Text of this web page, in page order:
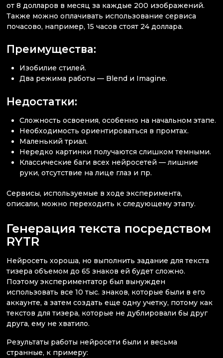
от 8 долларов в месяц за каждые 200 изображений.
Также можно оплачивать использование сервиса
почасово, например, 15 часов стоят 24 доллара.
Преимущества:
Изобилие стилей.
Два режима работы — Blend и Imagine.
Недостатки:
Сложность освоения, особенно на начальном этапе.
Необходимость ориентироваться в промтах.
Маленький триал.
Нередко картинки получаются слишком темными.
Классические баги всех нейросетей — лишние
руки, отсутствие на лице глаз и пр.
Сервисы, используемые в ходе эксперимента,
описали, можно переходить к следующему этапу.
Генерация текста посредством
RYTR
Нейросеть хороша, но выполнить задание для текста
тизера объемом до 65 знаков ей будет сложно.
Поэтому экспериментатор был вынужден
использовать все 10 тыс. знаков, которые были в его
аккаунте, а затем создать еще одну учетку, потому как
текстов для тизера, которые не дублировали бы друг
друга, ему не хватило.
Результаты работы нейросети были и весьма
странные, к примеру: